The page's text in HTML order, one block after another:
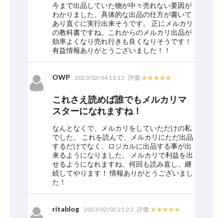
今まで出品していた物が中々売れない要因が
わかりました。具体的な出品の仕方が書いて
あり直ぐに実行出来そうです。 正にメルカリ
の教科書ですね。これからのメルカリ出品が
効率よくなり売れ行きも良くなりそうです！
有益情報ありがとうございました！！
OWP 2023/02/04 13:13 評価:
これさえ読めば誰でもメルカリマ
スターになれますね！
なんとなくで、メルカリをしていただけの私
でした。 これを読んで、メルカリにただ出品
するだけでなく、ロジカルに出品する事が出
来るようになりました。 メルカリで利益を出
せるようになれますね、何回も読み直し、継
続してやります！ 情報ありがとうございまし
た！
ritablog 2023/02/02 21:23 評価: